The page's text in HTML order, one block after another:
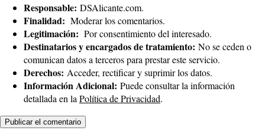
Responsable: DSAlicante.com.
Finalidad: Moderar los comentarios.
Legitimación: Por consentimiento del interesado.
Destinatarios y encargados de tratamiento: No se ceden o
comunican datos a terceros para prestar este servicio.
Derechos: Acceder, rectificar y suprimir los datos.
Información Adicional: Puede consultar la información
detallada en laPolítica de Privacidad.